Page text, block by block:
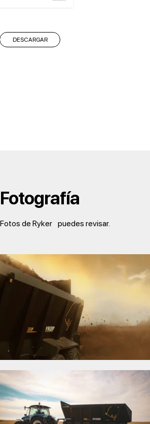
DESCARGAR
Fotografía
Fotos de Ryker puedes revisar.